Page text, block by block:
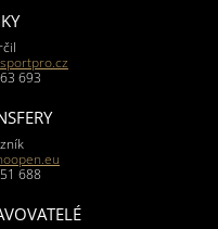
693
688